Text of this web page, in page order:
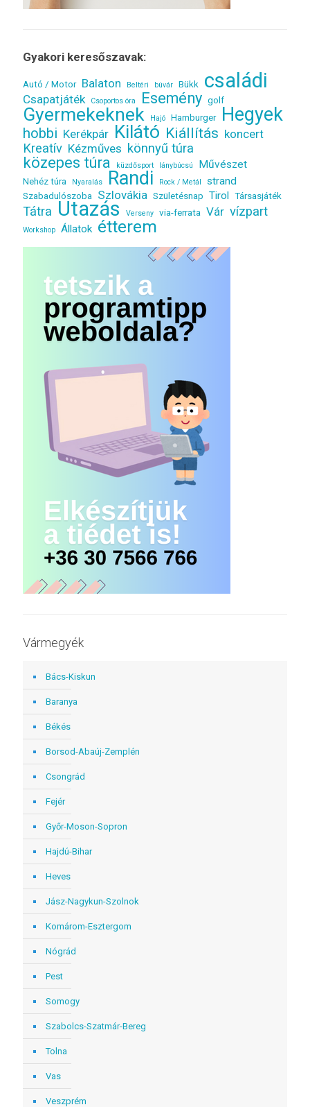
Gyakori keresőszavak:
Autó / Motor Balaton Beltéri búvár Bükk családi
Csapatjáték Csoportos óra Esemény golf
Gyermekeknek Hajó Hamburger Hegyek
hobbi Kerékpár Kilátó Kiállítás koncert
Kreatív Kézműves könnyű túra
közepes túra küzdősport lánybúcsú Művészet
Nehéz túra Nyaralás Randi Rock / Metál strand
Szabadulószoba Szlovákia Születésnap Tirol Társasjáték
Tátra Utazás Verseny via-ferrata Vár vízpart
Workshop Állatok étterem
Vármegyék
Bács-Kiskun
Baranya
Békés
Borsod-Abaúj-Zemplén
Csongrád
Fejér
Győr-Moson-Sopron
Hajdú-Bihar
Heves
Jász-Nagykun-Szolnok
Komárom-Esztergom
Nógrád
Pest
Somogy
Szabolcs-Szatmár-Bereg
Tolna
Vas
Veszprém